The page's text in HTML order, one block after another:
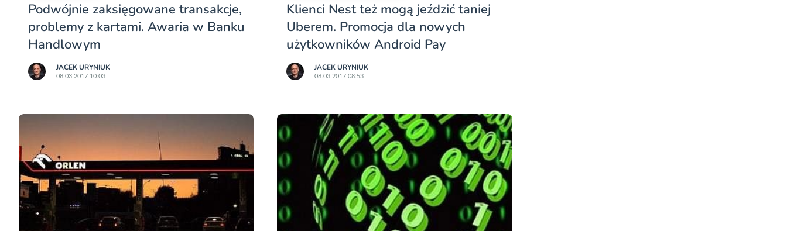
Podwójnie zaksięgowane transakcje,
problemy z kartami. Awaria w Banku
Handlowym
JACEK URYNIUK
08.03.2017 10:03
Klienci Nest też mogą jeździć taniej
Uberem. Promocja dla nowych
użytkowników Android Pay
JACEK URYNIUK
08.03.2017 08:53